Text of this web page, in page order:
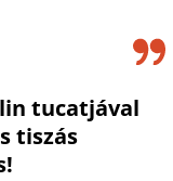
tucatjával
tiszás